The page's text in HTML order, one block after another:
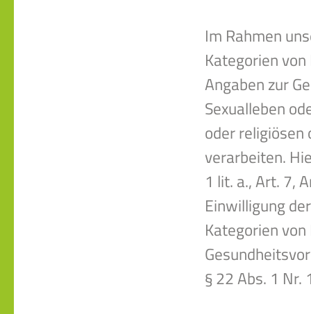
Im Rahmen
Kategorien
Angaben zur
Sexualleben
oder religiösen
verarbeiten.
1 lit. a., Art. 7,
Einwilligung
Kategorien
§ 22 Abs. 1 Nr.